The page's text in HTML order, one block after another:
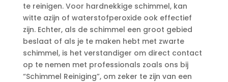
te reinigen.​ Voor hardnekkige schimmel, kan
witte azijn of waterstofperoxide ook effectief
zijn.​ Echter, als de schimmel een groot gebied
beslaat of als je te maken hebt met zwarte
schimmel, is het verstandiger om direct contact
op te nemen met professionals zoals ons bij
“Schimmel Reiniging”, om zeker te zijn van een